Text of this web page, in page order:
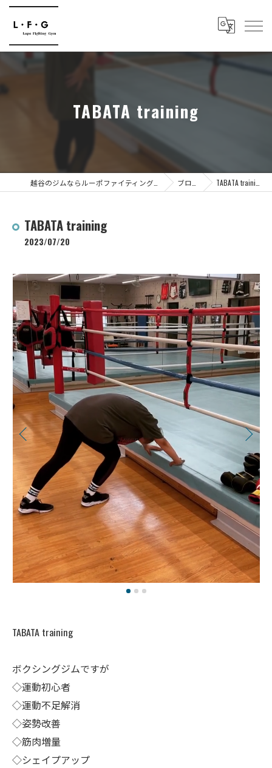
TABATA training
ブログ TABATA training
TABATA training
2023/07/20
TABATA training
ボクシングジムですが
◇運動初心者
◇運動不足解消
◇姿勢改善
◇筋肉増量
◇シェイプアップ